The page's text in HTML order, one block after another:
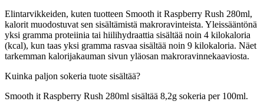
Elintarvikkeiden, kuten tuotteen Smooth it Raspberry Rush 280ml,
kalorit muodostuvat sen sisältämistä makroravinteista. Yleissääntönä
yksi gramma proteiinia tai hiilihydraattia sisältää noin 4 kilokaloria
(kcal), kun taas yksi gramma rasvaa sisältää noin 9 kilokaloria. Näet
tarkemman kalorijakauman sivun yläosan makroravinnekaaviosta.
Kuinka paljon sokeria tuote sisältää?
Smooth it Raspberry Rush 280ml sisältää 8,2g sokeria per 100ml.